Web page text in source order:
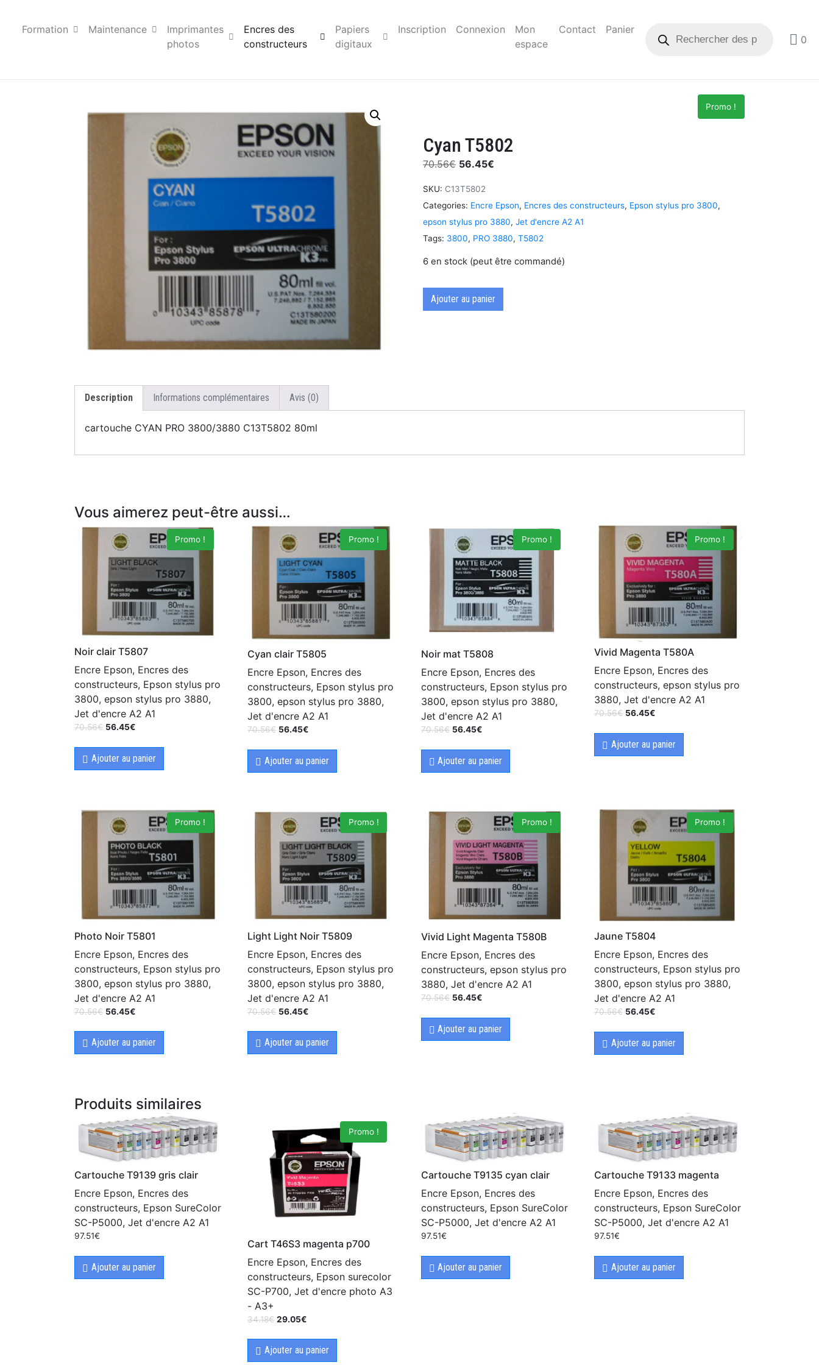
Formation Maintenance
Imprimantes
photos
Encres des
constructeurs
Papiers
digitaux
Inscription Connexion
Mon
espace
Contact
Panier
0
Promo !
Cyan T5802
70.56€ 56.45€
SKU: C13T5802
Categories: Encre Epson, Encres des constructeurs, Epson stylus pro 3800,
epson stylus pro 3880, Jet d'encre A2 A1
Tags: 3800, PRO 3880, T5802
6 en stock (peut être commandé)
Ajouter au panier
Description Informations complémentaires Avis (0)
cartouche CYAN PRO 3800/3880 C13T5802 80ml
Vous aimerez peut-être aussi…
Promo !
Noir clair T5807
Encre Epson, Encres des
constructeurs, Epson stylus pro
3800, epson stylus pro 3880,
Jet d'encre A2 A1
70.56€ 56.45€
Ajouter au panier
Promo !
Cyan clair T5805
Encre Epson, Encres des
constructeurs, Epson stylus pro
3800, epson stylus pro 3880,
Jet d'encre A2 A1
70.56€ 56.45€
Ajouter au panier
Promo !
Noir mat T5808
Encre Epson, Encres des
constructeurs, Epson stylus pro
3800, epson stylus pro 3880,
Jet d'encre A2 A1
70.56€ 56.45€
Ajouter au panier
Promo !
Vivid Magenta T580A
Encre Epson, Encres des
constructeurs, epson stylus pro
3880, Jet d'encre A2 A1
70.56€ 56.45€
Ajouter au panier
Promo !
Photo Noir T5801
Encre Epson, Encres des
constructeurs, Epson stylus pro
3800, epson stylus pro 3880,
Jet d'encre A2 A1
70.56€ 56.45€
Ajouter au panier
Promo !
Light Light Noir T5809
Encre Epson, Encres des
constructeurs, Epson stylus pro
3800, epson stylus pro 3880,
Jet d'encre A2 A1
70.56€ 56.45€
Ajouter au panier
Promo !
Vivid Light Magenta T580B
Encre Epson, Encres des
constructeurs, epson stylus pro
3880, Jet d'encre A2 A1
70.56€ 56.45€
Ajouter au panier
Promo !
Jaune T5804
Encre Epson, Encres des
constructeurs, Epson stylus pro
3800, epson stylus pro 3880,
Jet d'encre A2 A1
70.56€ 56.45€
Ajouter au panier
Produits similaires
Cartouche T9139 gris clair
Encre Epson, Encres des
constructeurs, Epson SureColor
SC-P5000, Jet d'encre A2 A1
97.51€
Ajouter au panier
Promo !
Cart T46S3 magenta p700
Encre Epson, Encres des
constructeurs, Epson surecolor
SC-P700, Jet d'encre photo A3
- A3+
34.18€ 29.05€
Ajouter au panier
Cartouche T9135 cyan clair
Encre Epson, Encres des
constructeurs, Epson SureColor
SC-P5000, Jet d'encre A2 A1
97.51€
Ajouter au panier
Cartouche T9133 magenta
Encre Epson, Encres des
constructeurs, Epson SureColor
SC-P5000, Jet d'encre A2 A1
97.51€
Ajouter au panier